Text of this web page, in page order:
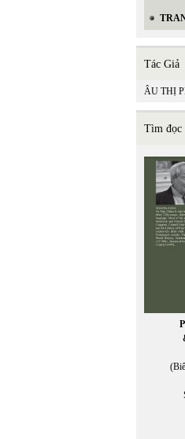
Tác Giả
ÂU THỊ
Tìm đọc